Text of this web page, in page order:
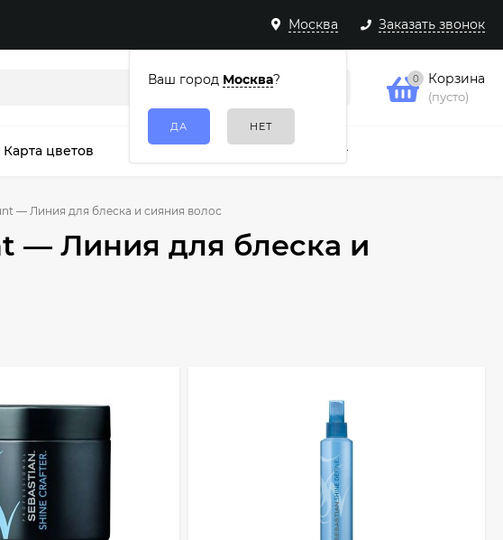
Москва
Ваш город Москва?
Заказать звонок
0 Корзина
(пусто)
цветов
— Линия для блеска и сияния волос
— Линия для блеска и